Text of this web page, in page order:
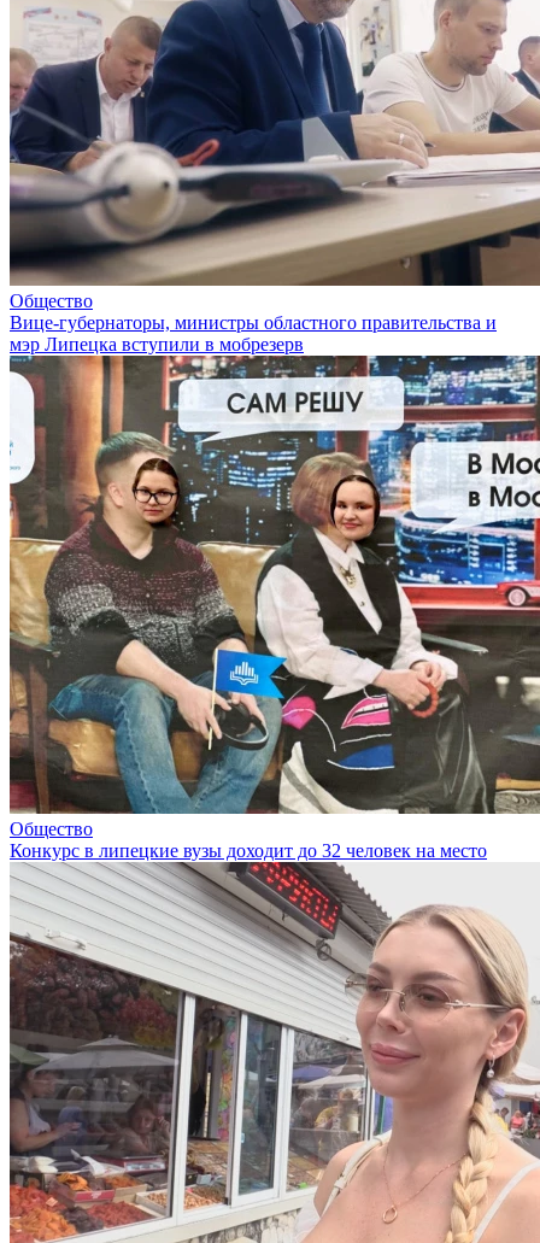
Общество
Вице-губернаторы, министры областного правительства и
мэр Липецка вступили в мобрезерв
Общество
Конкурс в липецкие вузы доходит до 32 человек на место